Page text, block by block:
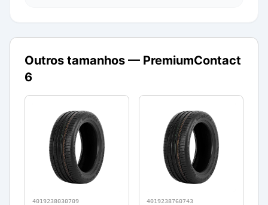
Outros tamanhos — PremiumContact
6
4019238030709 4019238760743